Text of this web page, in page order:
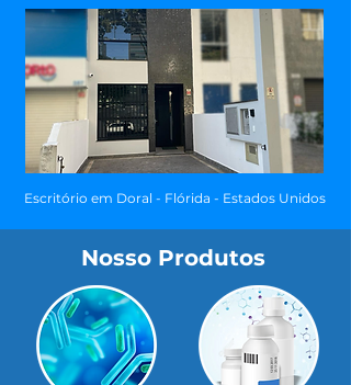
Escritório em Doral - Flórida - Estados Unidos
Nosso Produtos